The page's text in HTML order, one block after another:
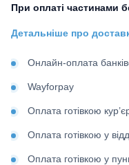
При оплаті частинами
Детальніше про
Онлайн-оплата
Wayforpay
Оплата готівкою
Оплата готівкою у
Оплата готівкою у